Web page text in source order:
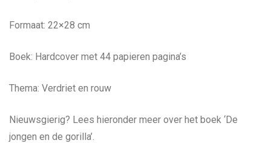
Formaat: 22×28 cm
Boek: Hardcover met 44 papieren pagina’s
Thema: Verdriet en rouw
Nieuwsgierig? Lees hieronder meer over het boek ‘De
jongen en de gorilla’.